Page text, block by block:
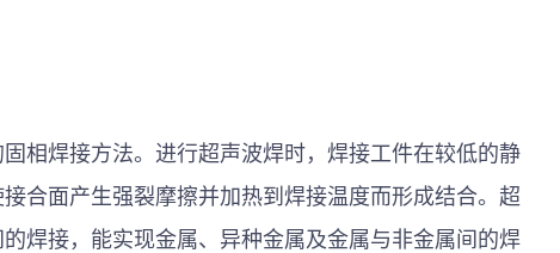
相焊接方法。进行超声波焊时，焊接工件在较低的静
合面产生强裂摩擦并加热到焊接温度而形成结合。超
焊接，能实现金属、异种金属及金属与非金属间的焊